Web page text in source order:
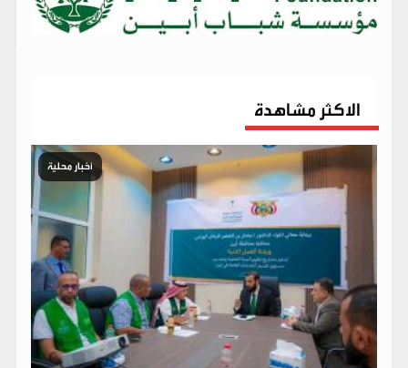
الاكثر مشاهدة
أخبار محلية